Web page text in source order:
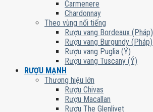
Carmenere
Chardonnay
Theo vùng nổi tiếng
Rượu vang Bordeaux (Pháp)
Rượu vang Burgundy (Pháp)
Rượu vang Puglia (Ý)
Rượu vang Tuscany (Ý)
RƯỢU MẠNH
Thương hiệu lớn
Rượu Chivas
Rượu Macallan
Rượu The Glenlivet